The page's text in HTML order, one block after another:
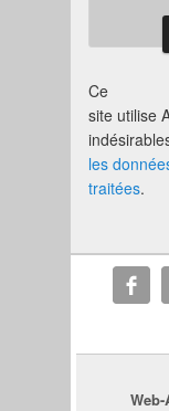
Ce
site utilise
les
traitées.